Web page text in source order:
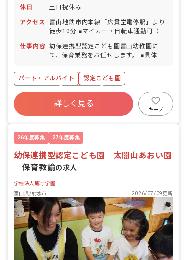
休日 土日祝休み
アクセス
富山地鉄市内本線「広貫堂電停駅」より
徒歩10分 ■マイカー・自転車通勤可（駐
仕事内容 幼保連携型認定こども園富山幼稚園に
て、保育業務をお任せします。 ■具体的
保育教育 ・朝や帰りの送迎バスの添乗
・園行事の準備や後片付けの手伝い
パート・アルバイト
認定こども園
社会保険完備
土日祝休み
有給
福利厚生充実
残業少なめ
昇給昇進あり
詳しく見る
キープ
26年度募集 27年度募集
幼保連携型認定こども園 太閤山あおい園
保育教諭の求人
学校法人鷹寺学園
富山県/射水市
2026/07/09更新